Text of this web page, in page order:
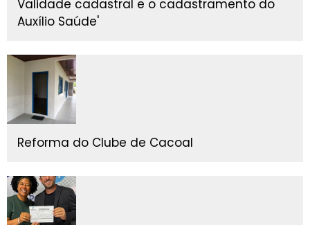
Validade cadastral e o cadastramento do
Auxílio Saúde'
Reforma do Clube de Cacoal